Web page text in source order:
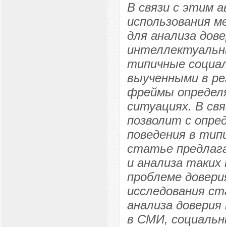
В связи с этим
использования
для анализа
типичные
выученными в
фреймы
ситуациях. В
позволит с
поведения в
статье
и анализа
проблеме
исследования
анализа
в СМИ,